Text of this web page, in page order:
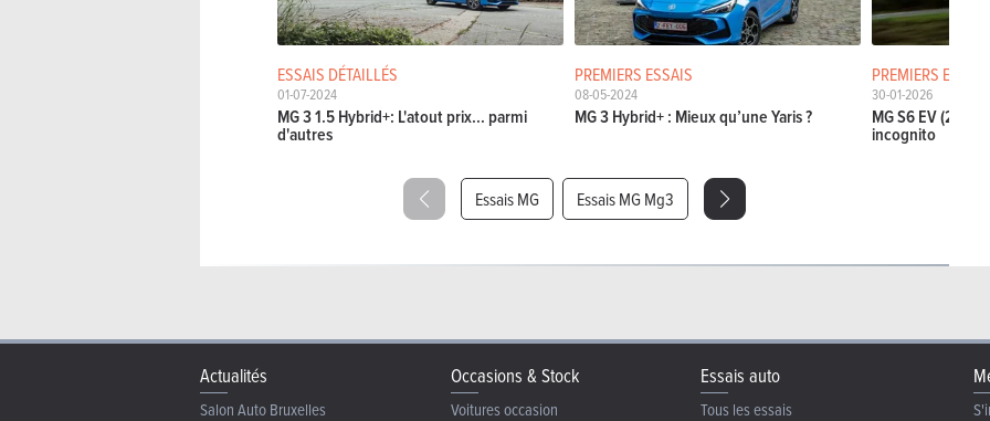
ESSAIS DÉTAILLÉS
01-07-2024
MG 3 1.5 Hybrid+: L'atout prix... parmi
d'autres
PREMIERS ESSAIS
08-05-2024
MG 3 Hybrid+ : Mieux qu’une Yaris ?
PREMIERS ESSAIS
30-01-2026
MG S6 EV (2026)
incognito
Essais MG Essais MG Mg3
Actualités
Salon Auto Bruxelles
Occasions & Stock
Voitures occasion
Essais auto
Tous les essais